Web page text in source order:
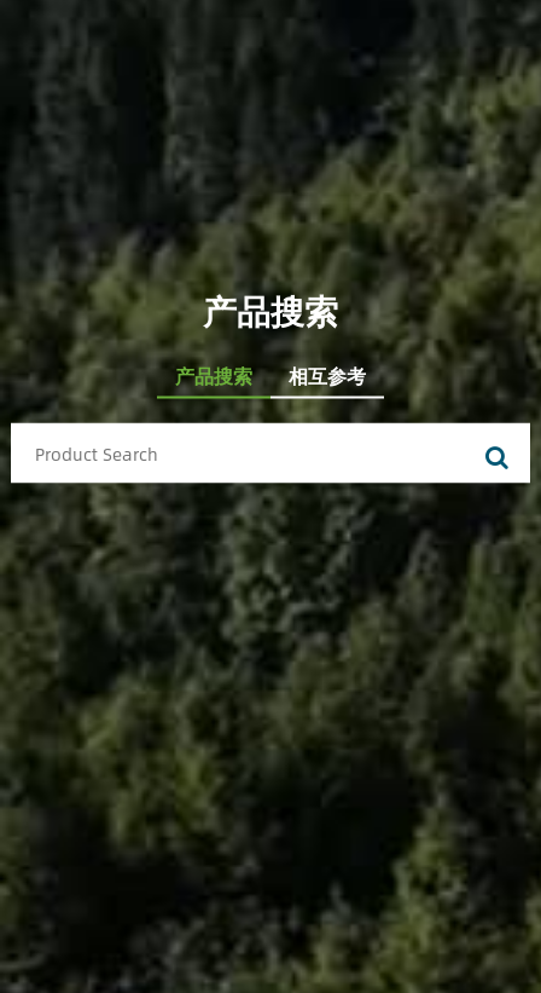
产品搜索
产品搜索 相互参考